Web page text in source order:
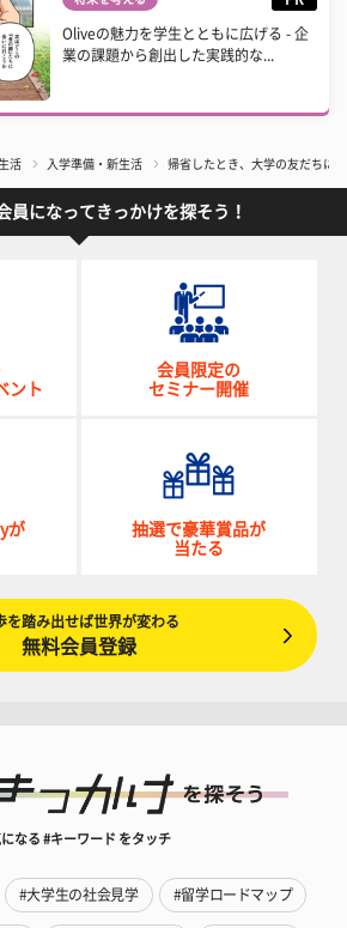
Oliveの魅力を学生とともに広げる - 企
業の課題から創出した実践的な...
活 入学準備・新生活 帰省したとき、大学の友だちに
員になってきっかけを探そう！
ント
会員限定の
セミナー開催
が
抽選で豪華賞品が
当たる
を踏み出せば世界が変わる
無料会員登録
なる #キーワード をタッチ
#大学生の社会見学 #留学ロードマップ